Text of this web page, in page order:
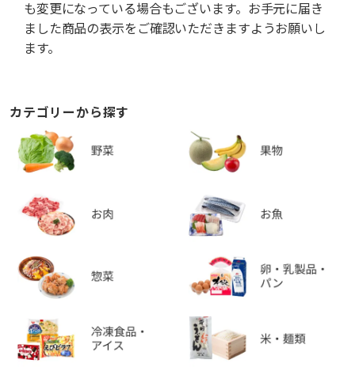
も変更になっている場合もございます。お手元に届き
ました商品の表示をご確認いただきますようお願いし
ます。
カテゴリーから探す